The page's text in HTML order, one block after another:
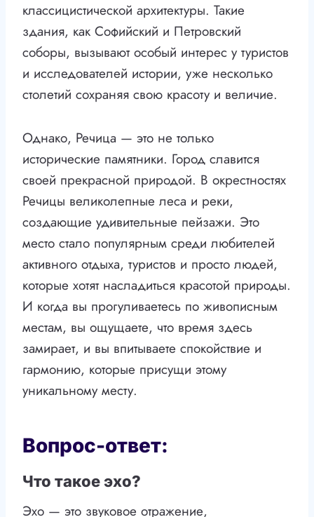
классицистической архитектуры. Такие
здания, как Софийский и Петровский
соборы, вызывают особый интерес у туристов
и исследователей истории, уже несколько
столетий сохраняя свою красоту и величие.
Однако, Речица — это не только
исторические памятники. Город славится
своей прекрасной природой. В окрестностях
Речицы великолепные леса и реки,
создающие удивительные пейзажи. Это
место стало популярным среди любителей
активного отдыха, туристов и просто людей,
которые хотят насладиться красотой природы.
И когда вы прогуливаетесь по живописным
местам, вы ощущаете, что время здесь
замирает, и вы впитываете спокойствие и
гармонию, которые присущи этому
уникальному месту.
Вопрос-ответ:
Что такое эхо?
Эхо — это звуковое отражение,